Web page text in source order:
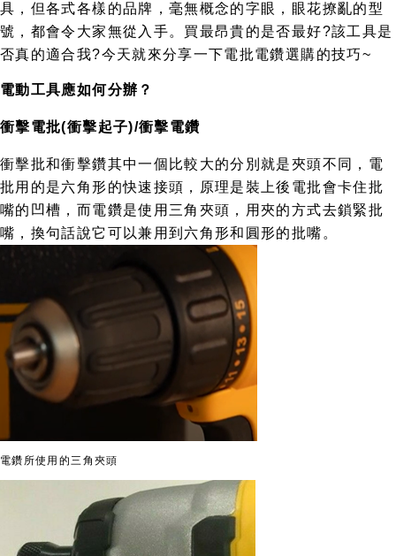
具，但各式各樣的品牌，毫無概念的字眼，眼花撩亂的型
號，都會令大家無從入手。買最昂貴的是否最好?該工具是
否真的適合我?今天就來分享一下電批電鑽選購的技巧~
電動工具應如何分辦？
衝擊電批(衝擊起子)/衝擊電鑽
衝擊批和衝擊鑽其中一個比較大的分別就是夾頭不同，電
批用的是六角形的快速接頭，原理是裝上後電批會卡住批
嘴的凹槽，而電鑽是使用三角夾頭，用夾的方式去鎖緊批
嘴，換句話說它可以兼用到六角形和圓形的批嘴。
電鑽所使用的三角夾頭